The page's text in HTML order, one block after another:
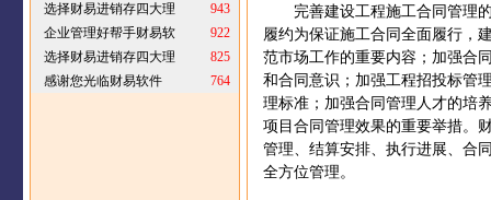
选择财易进销存四大理
943
企业管理好帮手财易软
922
选择财易进销存四大理
825
感谢您光临财易软件
764
完善建设工程施工合同管理
履约为保证施工合同全面履行，
范市场工作的重要内容；加强合
和合同意识；加强工程招投标管
理标准；加强合同管理人才的培
项目合同管理效果的重要举措。
管理、结算安排、执行进展、合
全方位管理。